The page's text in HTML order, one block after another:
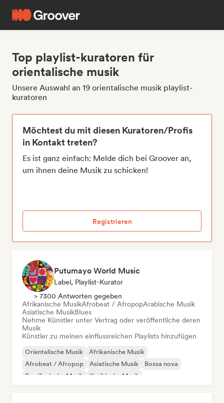
Top playlist-kuratoren für
orientalische musik
Unsere Auswahl an 19 orientalische musik playlist-
kuratoren
Möchtest du mit diesen Kuratoren/Profis
in Kontakt treten?
Es ist ganz einfach: Melde dich bei Groover an,
um ihnen deine Musik zu schicken!
Registrieren
Putumayo World Music
Label, Playlist-Kurator
> 7300 Antworten gegeben
Afrikanische MusikAfrobeat / AfropopArabische Musik
Asiatische MusikBlues
Nehme Künstler unter Vertrag oder veröffentliche deren
Musik
Künstler zu meinen einflussreichen Playlists hinzufügen
Orientalische Musik
Afrikanische Musik
Afrobeat / Afropop
Asiatische Musik
Bossa nova
Brasilianische Musik
Karibische Musik